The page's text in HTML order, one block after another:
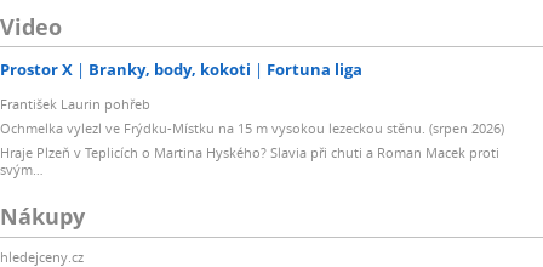
Video
Prostor X Branky, body, kokoti Fortuna liga
František Laurin pohřeb
Ochmelka vylezl ve Frýdku-Místku na 15 m vysokou lezeckou stěnu. (srpen 2026)
Hraje Plzeň v Teplicích o Martina Hyského? Slavia při chuti a Roman Macek proti
svým…
Nákupy
hledejceny.cz